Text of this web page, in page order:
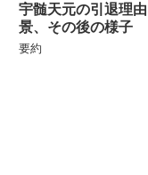
宇髄天元の引退理
景、その後の様子
要約